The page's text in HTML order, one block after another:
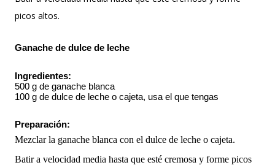
picos altos.
Ganache de dulce de leche
Ingredientes:
500 g de ganache blanca
100 g de dulce de leche o cajeta, usa el que tengas
Preparación:
Mezclar la ganache blanca con el dulce de leche o cajeta.
Batir a velocidad media hasta que esté cremosa y forme picos